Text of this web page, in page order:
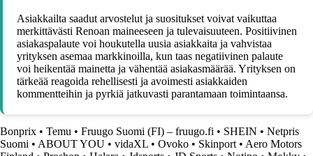
Asiakkailta saadut arvostelut ja suositukset voivat vaikuttaa
merkittävästi Renoan maineeseen ja tulevaisuuteen. Positiivinen
asiakaspalaute voi houkutella uusia asiakkaita ja vahvistaa
yrityksen asemaa markkinoilla, kun taas negatiivinen palaute
voi heikentää mainetta ja vähentää asiakasmäärää. Yrityksen on
tärkeää reagoida rehellisesti ja avoimesti asiakkaiden
kommentteihin ja pyrkiä jatkuvasti parantamaan toimintaansa.
Bonprix • Temu • Fruugo Suomi (FI) – fruugo.fi • SHEIN • Netpris
Suomi • ABOUT YOU • vidaXL • Ovoko • Skinport • Aero Motors